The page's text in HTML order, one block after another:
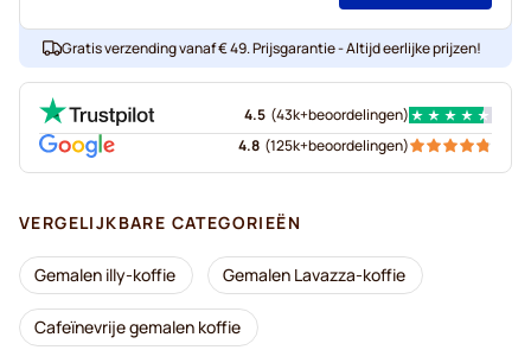
Gratis verzending vanaf € 49. Prijsgarantie - Altijd eerlijke prijzen!
4.5 (43k+beoordelingen)
4.8 (125k+beoordelingen)
VERGELIJKBARE CATEGORIEËN
Gemalen illy-koffie Gemalen Lavazza-koffie
Cafeïnevrije gemalen koffie